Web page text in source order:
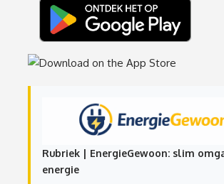
Rubriek | EnergieGewoon: slim
energie